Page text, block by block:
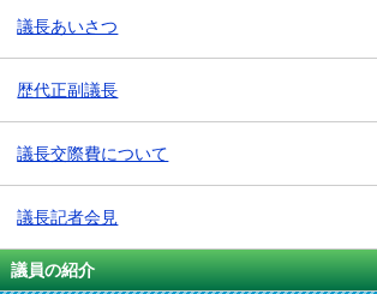
議長あいさつ
歴代正副議長
議長交際費について
議長記者会見
議員の紹介